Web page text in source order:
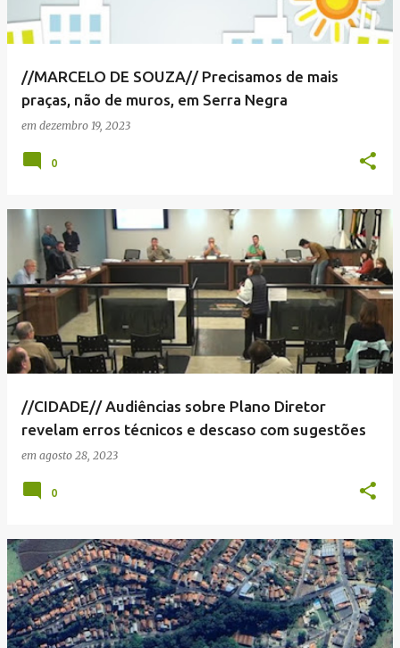
//MARCELO DE SOUZA// Precisamos de mais
praças, não de muros, em Serra Negra
em dezembro 19, 2023
0
//CIDADE// Audiências sobre Plano Diretor
revelam erros técnicos e descaso com sugestões
em agosto 28, 2023
0